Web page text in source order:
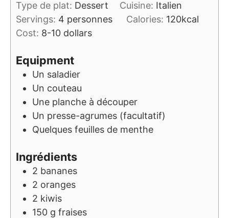
Type de plat: Dessert Cuisine: Italien
Servings: 4 personnes Calories: 120kcal
Cost: 8-10 dollars
Equipment
Un saladier
Un couteau
Une planche à découper
Un presse-agrumes (facultatif)
Quelques feuilles de menthe
Ingrédients
2 bananes
2 oranges
2 kiwis
150 g fraises